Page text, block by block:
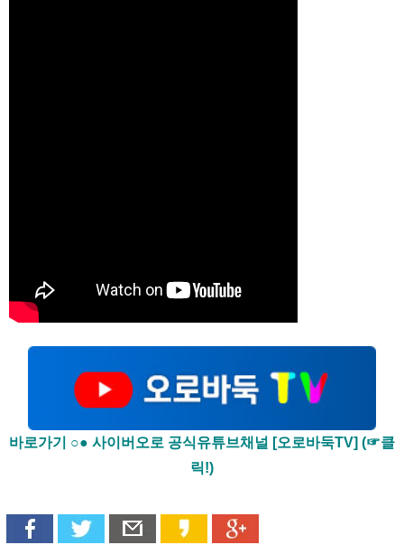
바로가기 ○● 사이버오로 공식유튜브채널 [오로바둑TV] (☞클
릭!)